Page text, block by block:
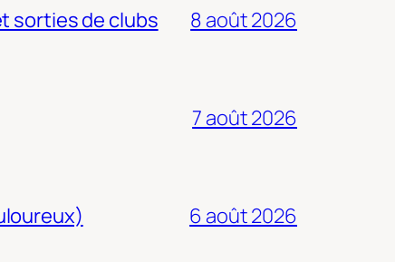
sorties de clubs 8 août 2026
7 août 2026
6 août 2026